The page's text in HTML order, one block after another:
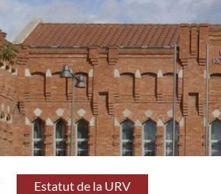
Estatut de la URV